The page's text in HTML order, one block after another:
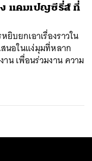
ง แคมเปญซีรี่ส์ ที่
บยกเอาเรื่องราวใน
นอในแง่มุมที่หลาก
น เพื่อนร่วมงาน ความ